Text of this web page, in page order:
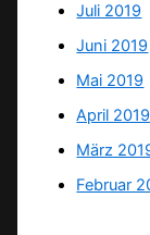
Juli 2019
Juni 2019
Mai 2019
April 2019
März
Februar